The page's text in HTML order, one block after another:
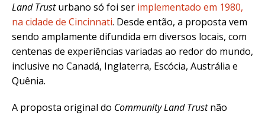
LandTrust urbano só foi ser implementado em 1980,
na cidade de Cincinnati. Desde então, a proposta vem
sendo amplamente difundida em diversos locais, com
centenas de experiências variadas ao redor do mundo,
inclusive no Canadá, Inglaterra, Escócia, Austrália e
Quênia.
A proposta original do Community LandTrustnão